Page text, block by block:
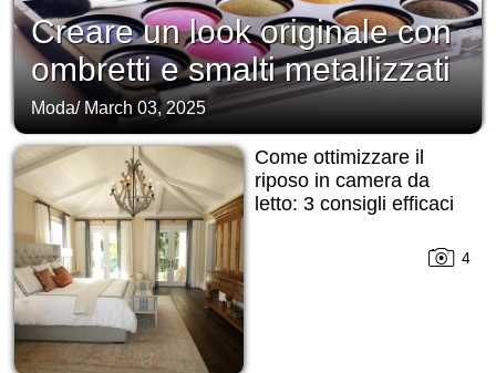
Creare un look originale con
ombretti e smalti metallizzati
Moda/ March 03, 2025
Come ottimizzare il
riposo in camera da
letto: 3 consigli efficaci
4